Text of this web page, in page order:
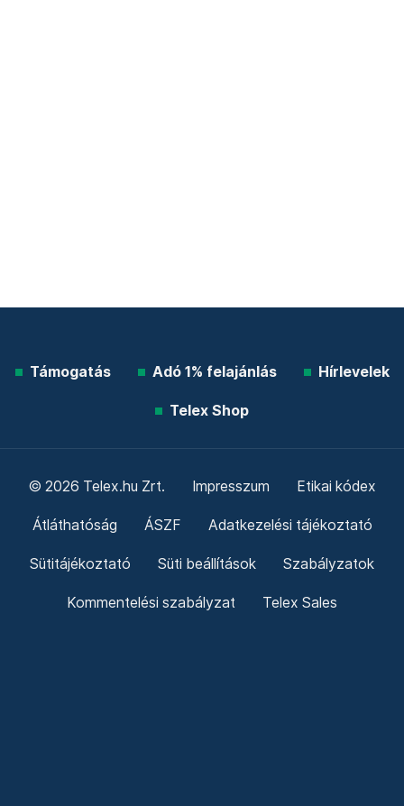
Támogatás Adó 1% felajánlás Hírlevelek
Telex Shop
© 2026 Telex.hu Zrt. Impresszum Etikai kódex
Átláthatóság ÁSZF Adatkezelési tájékoztató
Sütitájékoztató Süti beállítások Szabályzatok
Kommentelési szabályzat Telex Sales